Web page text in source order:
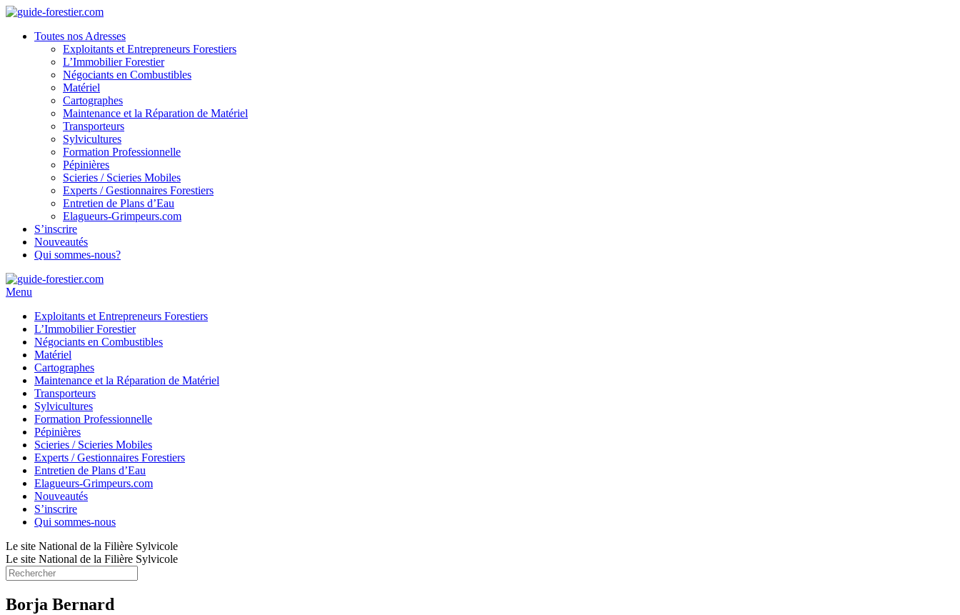
Toutes nos Adresses
Exploitants et Entrepreneurs Forestiers
L’Immobilier Forestier
Négociants en Combustibles
Matériel
Cartographes
Maintenance et la Réparation de Matériel
Transporteurs
Sylvicultures
Formation Professionnelle
Pépinières
Scieries / Scieries Mobiles
Experts / Gestionnaires Forestiers
Entretien de Plans d’Eau
Elagueurs-Grimpeurs.com
S’inscrire
Nouveautés
Qui sommes-nous?
Menu
Exploitants et Entrepreneurs Forestiers
L’Immobilier Forestier
Négociants en Combustibles
Matériel
Cartographes
Maintenance et la Réparation de Matériel
Transporteurs
Sylvicultures
Formation Professionnelle
Pépinières
Scieries / Scieries Mobiles
Experts / Gestionnaires Forestiers
Entretien de Plans d’Eau
Elagueurs-Grimpeurs.com
Nouveautés
S’inscrire
Qui sommes-nous
Le site National de la Filière Sylvicole
Le site National de la Filière Sylvicole
Borja Bernard